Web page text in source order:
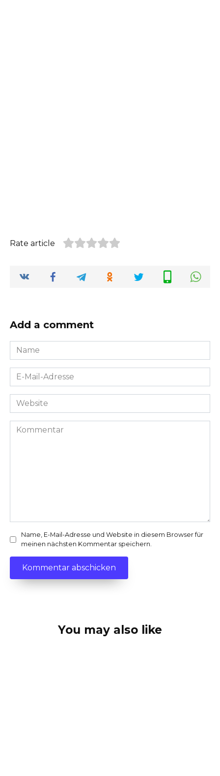
Rate article
Add a comment
Name
*
E-
Mail-
Adresse
Website
Kommentar
Name, E-Mail-Adresse und Website in diesem Browser für
meinen nächsten Kommentar speichern.
You may also like